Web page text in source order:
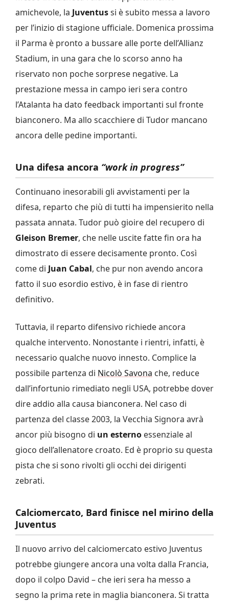
amichevole, la Juventussi è subito messa a lavoro
per l’inizio di stagione ufficiale. Domenica prossima
il Parma è pronto a bussare alle porte dell’Allianz
Stadium, in una gara che lo scorso anno ha
riservato non poche sorprese negative. La
prestazione messa in campo ieri sera contro
l’Atalanta ha dato feedback importanti sul fronte
bianconero. Ma allo scacchiere di Tudor mancano
ancora delle pedine importanti.
Una difesa ancora “work in progress”
Continuano inesorabili gli avvistamenti per la
difesa, reparto che più di tutti ha impensierito nella
passata annata. Tudor può gioire del recupero di
Gleison Bremer, che nelle uscite fatte fin ora ha
dimostrato di essere decisamente pronto. Così
come di Juan Cabal, che pur non avendo ancora
fatto il suo esordio estivo, è in fase di rientro
definitivo.
Tuttavia, il reparto difensivo richiede ancora
qualche intervento. Nonostante i rientri, infatti, è
necessario qualche nuovo innesto. Complice la
possibile partenza di Nicolò Savona che, reduce
dall’infortunio rimediato negli USA, potrebbe dover
dire addio alla causa bianconera. Nel caso di
partenza del classe 2003, la Vecchia Signora avrà
ancor più bisogno di un esterno essenziale al
gioco dell’allenatore croato. Ed è proprio su questa
pista che si sono rivolti gli occhi dei dirigenti
zebrati.
Calciomercato, Bard finisce nel mirino della
Juventus
Il nuovo arrivo del calciomercato estivo Juventus
potrebbe giungere ancora una volta dalla Francia,
dopo il colpo David – che ieri sera ha messo a
segno la prima rete in maglia bianconera. Si tratta